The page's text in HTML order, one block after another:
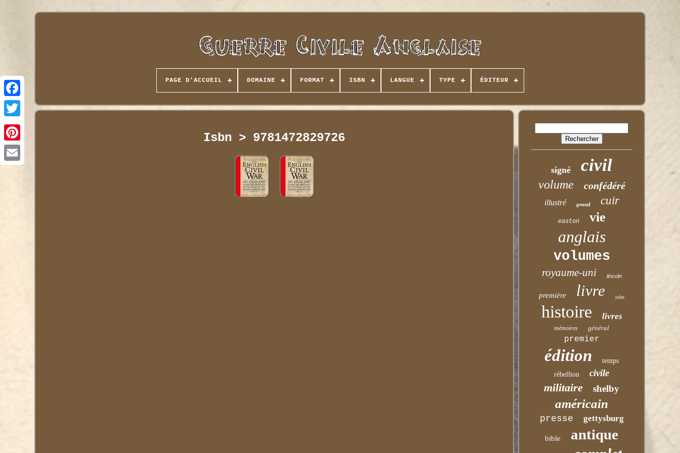
PAGE D'ACCUEIL DOMAINE FORMAT ISBN LANGUE TYPE ÉDITEUR
Isbn > 9781472829726
signé civil
volume confédéré
illustré grand cuir
easton vie
anglais
volumes
royaume-uni lincoln
première livre john
histoire livres
mémoires général
premier
édition
temps
rébellion
civile
militaire shelby
américain
presse gettysburg
bible antique